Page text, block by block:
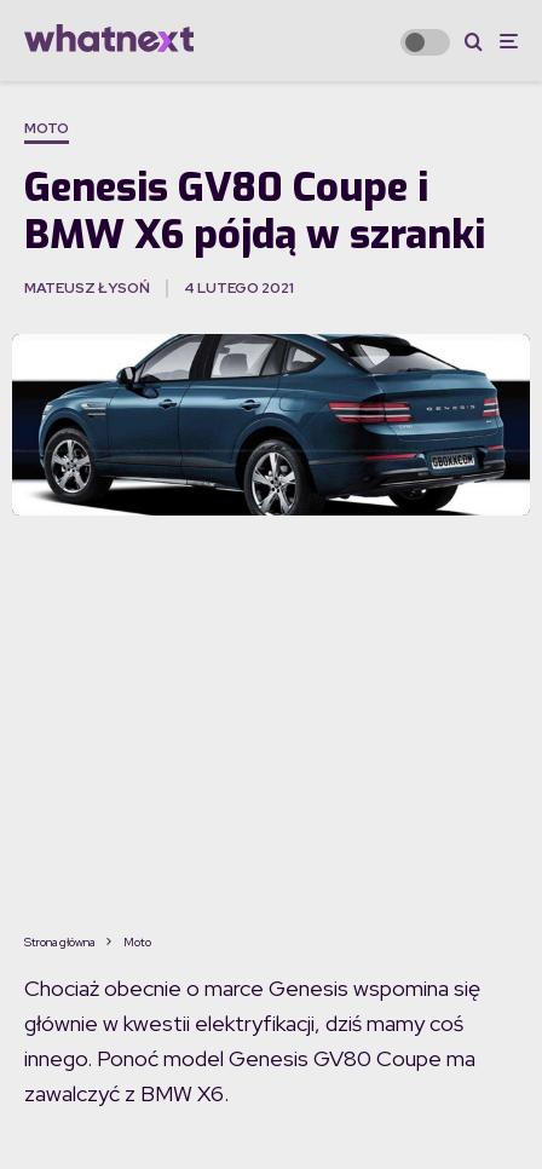
MOTO
Genesis GV80 Coupe i
BMW X6 pójdą w szranki
MATEUSZ ŁYSOŃ 4 LUTEGO 2021
Strona główna Moto
Chociaż obecnie o marce Genesis wspomina się
głównie w kwestii elektryfikacji, dziś mamy coś
innego. Ponoć model Genesis GV80 Coupe ma
zawalczyć z BMW X6.